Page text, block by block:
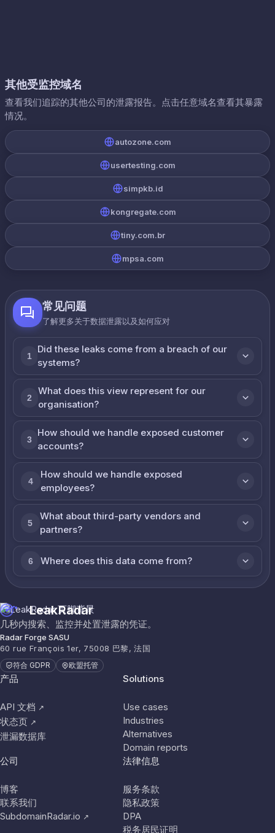
其他受监控域名
查看我们追踪的其他公司的泄露报告。点击任意域名查看其暴露
情况。
autozone.com
usertesting.com
simpkb.id
kongregate.com
tiny.com.br
mpsa.com
常见问题
了解更多关于数据泄露以及如何应对
1
Did these leaks come from a breach of our
systems?
2
What does this view represent for our
organisation?
3
How should we handle exposed customer
accounts?
4
How should we handle exposed
employees?
5
What about third-party vendors and
partners?
6 Where does this data come from?
LeakRadar
几秒内搜索、监控并处置泄露的凭证。
Radar Forge SASU
60 rue François 1er, 75008 巴黎, 法国
符合 GDPR 欧盟托管
产品
API 文档 ↗
状态页 ↗
泄漏数据库
Solutions
Use cases
Industries
Alternatives
Domain reports
公司
博客
联系我们
SubdomainRadar.io ↗
法律信息
服务条款
隐私政策
DPA
税务居民证明